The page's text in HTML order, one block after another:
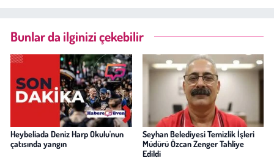
Bunlar da ilginizi çekebilir
Heybeliada Deniz Harp Okulu'nun
çatısında yangın
Seyhan Belediyesi Temizlik İşleri
Müdürü Özcan Zenger Tahliye
Edildi